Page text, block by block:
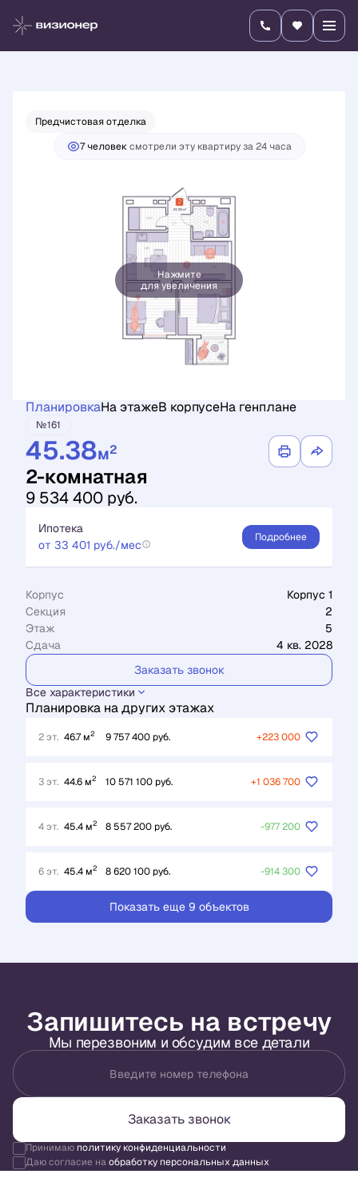
2-комнатная 9 534 400 руб.
Ипотека от 33 401 руб./мес.
Предчистовая отделка
7 человексмотрели эту квартиру за 24 часа
Нажмите
для увеличения
ПланировкаНа этажеВ корпусеНа генплане
№161
45.38м2
2-комнатная
9 534 400 руб.
Ипотека
от 33 401 руб./мес
Подробнее
Корпус
Корпус 1
Секция
2
Этаж
5
Сдача
4 кв. 2028
Заказать звонок
Все характеристики
Планировка на других этажах
2 эт. 46.7 м2 9 757 400 руб. +223 000
3 эт. 44.6 м2 10 571 100 руб. +1 036 700
4 эт. 45.4 м2 8 557 200 руб. -977 200
6 эт. 45.4 м2 8 620 100 руб. -914 300
Показать еще 9 объектов
Запишитесь на встречу
Мы перезвоним и обсудим все детали
Введите номер телефона
Заказать звонок
Принимаю политику конфиденциальности
Даю согласие наобработку персональных данных